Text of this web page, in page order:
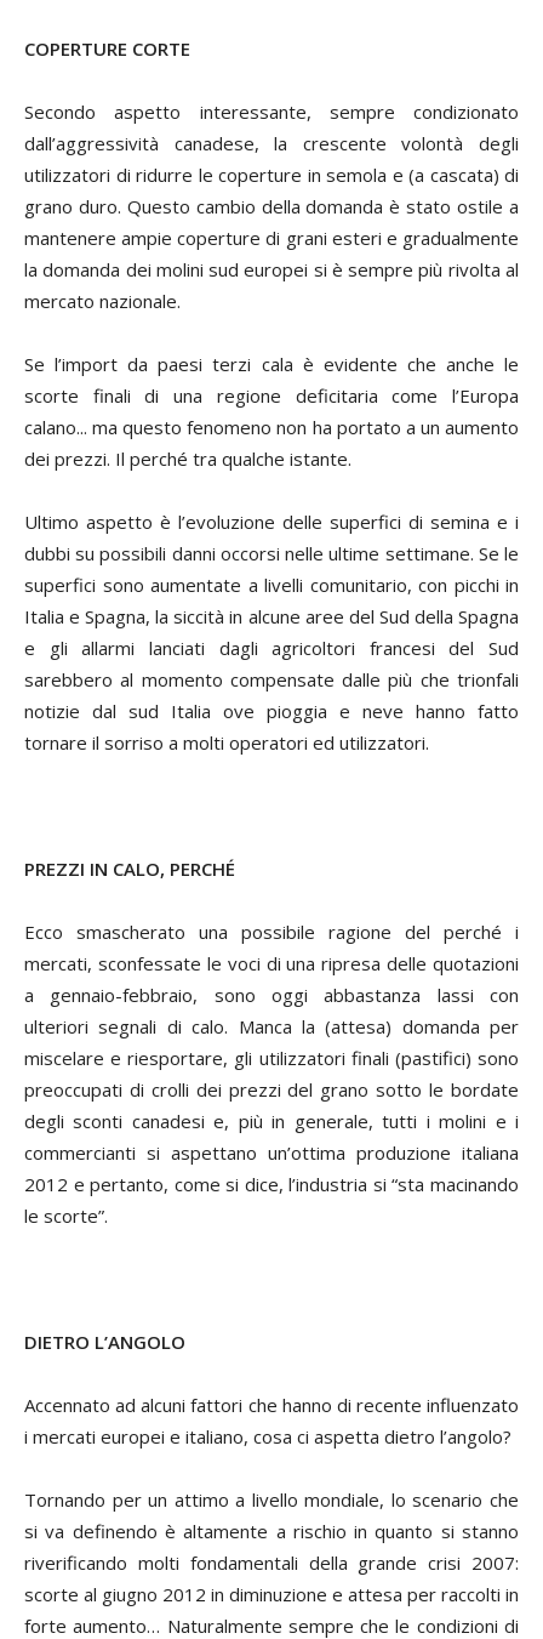
COPERTURE CORTE
Secondo aspetto interessante, sempre condizionato
dall’aggressività canadese, la crescente volontà degli
utilizzatori di ridurre le coperture in semola e (a cascata) di
grano duro. Questo cambio della domanda è stato ostile a
mantenere ampie coperture di grani esteri e gradualmente
la domanda dei molini sud europei si è sempre più rivolta al
mercato nazionale.
Se l’import da paesi terzi cala è evidente che anche le
scorte finali di una regione deficitaria come l’Europa
calano... ma questo fenomeno non ha portato a un aumento
dei prezzi. Il perché tra qualche istante.
Ultimo aspetto è l’evoluzione delle superfici di semina e i
dubbi su possibili danni occorsi nelle ultime settimane. Se le
superfici sono aumentate a livelli comunitario, con picchi in
Italia e Spagna, la siccità in alcune aree del Sud della Spagna
e gli allarmi lanciati dagli agricoltori francesi del Sud
sarebbero al momento compensate dalle più che trionfali
notizie dal sud Italia ove pioggia e neve hanno fatto
tornare il sorriso a molti operatori ed utilizzatori.
PREZZI IN CALO, PERCHÉ
Ecco smascherato una possibile ragione del perché i
mercati, sconfessate le voci di una ripresa delle quotazioni
a gennaio-febbraio, sono oggi abbastanza lassi con
ulteriori segnali di calo. Manca la (attesa) domanda per
miscelare e riesportare, gli utilizzatori finali (pastifici) sono
preoccupati di crolli dei prezzi del grano sotto le bordate
degli sconti canadesi e, più in generale, tutti i molini e i
commercianti si aspettano un’ottima produzione italiana
2012 e pertanto, come si dice, l’industria si “sta macinando
le scorte”.
DIETRO L’ANGOLO
Accennato ad alcuni fattori che hanno di recente influenzato
i mercati europei e italiano, cosa ci aspetta dietro l’angolo?
Tornando per un attimo a livello mondiale, lo scenario che
si va definendo è altamente a rischio in quanto si stanno
riverificando molti fondamentali della grande crisi 2007:
scorte al giugno 2012 in diminuzione e attesa per raccolti in
forte aumento… Naturalmente sempre che le condizioni di